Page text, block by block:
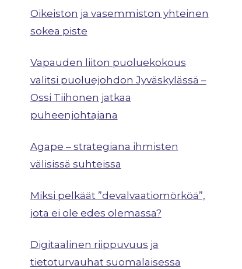
Oikeiston ja vasemmiston yhteinen
sokea piste
Vapauden liiton puoluekokous
valitsi puoluejohdon Jyväskylässä –
Ossi Tiihonen jatkaa
puheenjohtajana
Agape – strategiana ihmisten
välisissä suhteissa
Miksi pelkäät ”devalvaatiomörköä”,
jota ei ole edes olemassa?
Digitaalinen riippuvuus ja
tietoturvauhat suomalaisessa